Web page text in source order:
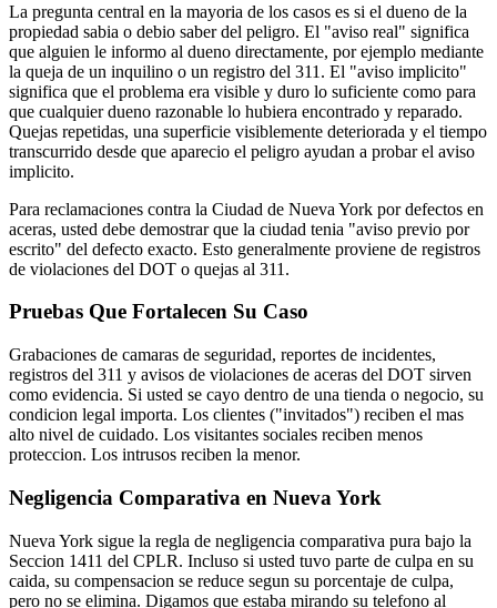
La pregunta central en la mayoria de los casos es si el dueno de la
propiedad sabia o debio saber del peligro. El "aviso real" significa
que alguien le informo al dueno directamente, por ejemplo mediante
la queja de un inquilino o un registro del 311. El "aviso implicito"
significa que el problema era visible y duro lo suficiente como para
que cualquier dueno razonable lo hubiera encontrado y reparado.
Quejas repetidas, una superficie visiblemente deteriorada y el tiempo
transcurrido desde que aparecio el peligro ayudan a probar el aviso
implicito.
Para reclamaciones contra la Ciudad de Nueva York por defectos en
aceras, usted debe demostrar que la ciudad tenia "aviso previo por
escrito" del defecto exacto. Esto generalmente proviene de registros
de violaciones del DOT o quejas al 311.
Pruebas Que Fortalecen Su Caso
Grabaciones de camaras de seguridad, reportes de incidentes,
registros del 311 y avisos de violaciones de aceras del DOT sirven
como evidencia. Si usted se cayo dentro de una tienda o negocio, su
condicion legal importa. Los clientes ("invitados") reciben el mas
alto nivel de cuidado. Los visitantes sociales reciben menos
proteccion. Los intrusos reciben la menor.
Negligencia Comparativa en Nueva York
Nueva York sigue la regla de negligencia comparativa pura bajo la
Seccion 1411 del CPLR. Incluso si usted tuvo parte de culpa en su
caida, su compensacion se reduce segun su porcentaje de culpa,
pero no se elimina. Digamos que estaba mirando su telefono al